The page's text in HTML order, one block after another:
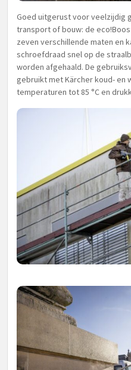
Goed uitgerust voor veelzijdig
transport of bouw: de
zeven verschillende maten en
schroefdraad snel op de
worden afgehaald. De
gebruikt met Kärcher koud- en
temperaturen tot 85 °C en